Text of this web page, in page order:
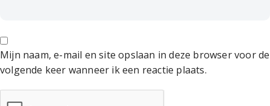
Mijn naam, e-mail en site opslaan in deze browser voor de
volgende keer wanneer ik een reactie plaats.